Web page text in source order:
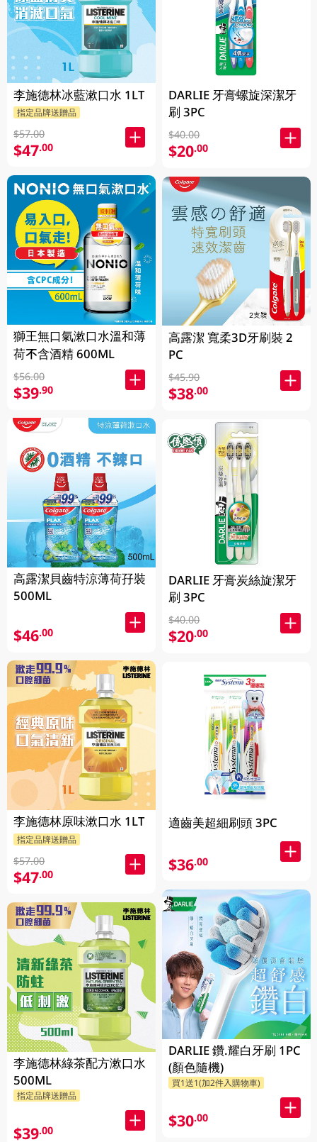
李施德林冰藍漱口水 1LT
指定品牌送贈品
$57.00
$47.00
獅王無口氣漱口水溫和薄
荷不含酒精 600ML
$56.00
$39.90
高露潔貝齒特涼薄荷孖裝
500ML
$46.00
李施德林原味漱口水 1LT
指定品牌送贈品
$57.00
$47.00
李施德林綠茶配方漱口水
500ML
指定品牌送贈品
$39.00
DARLIE 牙膏螺旋深潔牙
刷 3PC
$40.00
$20.00
高露潔 寬柔3D牙刷裝 2
PC
$45.90
$38.00
DARLIE 牙膏炭絲旋潔牙
刷 3PC
$40.00
$20.00
適齒美超細刷頭 3PC
$36.00
DARLIE 鑽.耀白牙刷 1PC
(顏色隨機)
買1送1(加2件入購物車)
$30.00